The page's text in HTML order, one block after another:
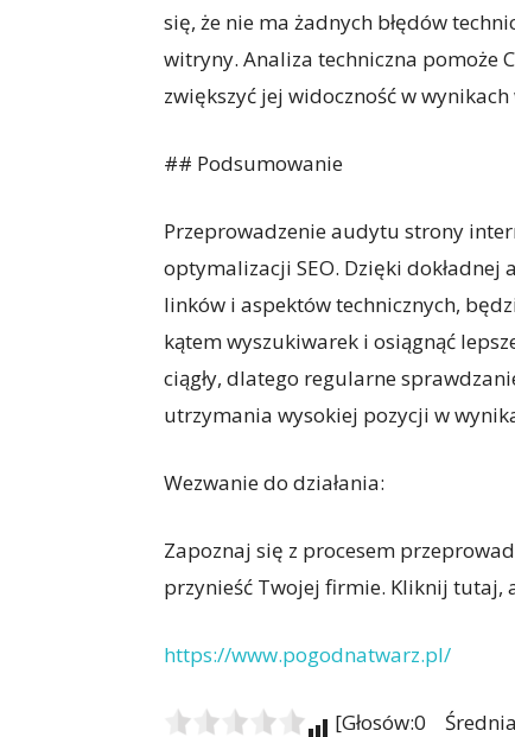
się, że nie ma żadnych błędów
witryny. Analiza techniczna pomoże
zwiększyć jej widoczność w
## Podsumowanie
Przeprowadzenie audytu strony
optymalizacji SEO. Dzięki
linków i aspektów technicznych,
kątem wyszukiwarek i osiągnąć
ciągły, dlatego regularne
utrzymania wysokiej pozycji w
Wezwanie do działania:
Zapoznaj się z procesem
przynieść Twojej firmie. Kliknij tutaj,
https://www.pogodnatwarz.pl/
[Głosów:0